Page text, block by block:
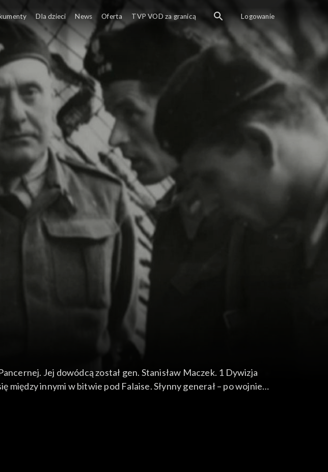
Jej dowódcą został gen. Stanisław Maczek. 1 Dywizja
między innymi w bitwie pod Falaise. Słynny generał – po wojnie
Dla dzieci News Oferta TVP VOD za granicą Logowanie